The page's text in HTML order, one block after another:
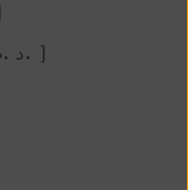
Sahara occidental (MAD د.م.)